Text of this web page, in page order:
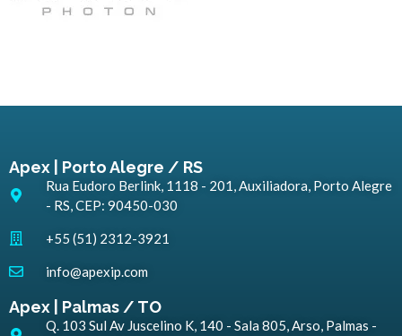
Apex | Porto Alegre / RS
Rua Eudoro Berlink, 1118 - 201, Auxiliadora, Porto Alegre
- RS, CEP: 90450-030
+55 (51) 2312-3921
info@apexip.com
Apex | Palmas / TO
Q. 103 Sul Av Juscelino K, 140 - Sala 805, Arso, Palmas -